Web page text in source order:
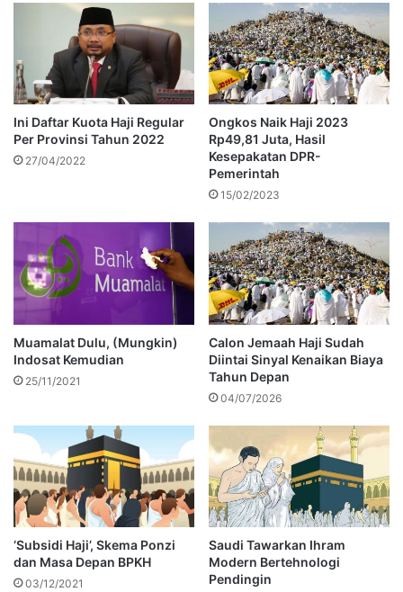
Ini Daftar Kuota Haji Regular
Per Provinsi Tahun 2022
27/04/2022
Ongkos Naik Haji 2023
Rp49,81 Juta, Hasil
Kesepakatan DPR-
Pemerintah
15/02/2023
Muamalat Dulu, (Mungkin)
Indosat Kemudian
25/11/2021
Calon Jemaah Haji Sudah
Diintai Sinyal Kenaikan Biaya
Tahun Depan
04/07/2026
‘Subsidi Haji’, Skema Ponzi
dan Masa Depan BPKH
03/12/2021
Saudi Tawarkan Ihram
Modern Bertehnologi
Pendingin